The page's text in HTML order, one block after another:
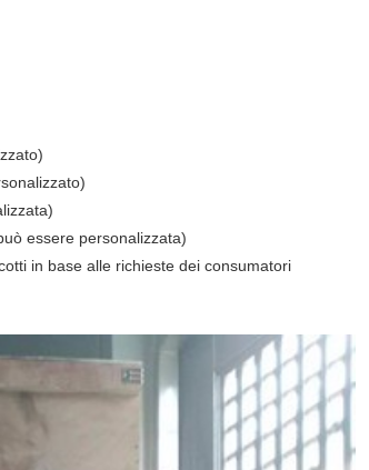
essere personalizzata)
in base alle richieste dei consumatori